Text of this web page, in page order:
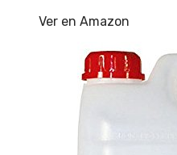
Ver en Amazon